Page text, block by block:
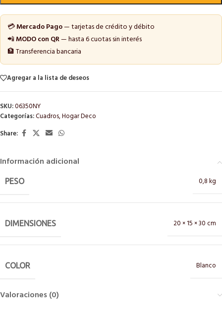
💳Mercado Pago— tarjetas de crédito y débito
📲MODO con QR— hasta 6 cuotas sin interés
🏦 Transferencia bancaria
Agregar a la lista de deseos
SKU:06350NY
Categorías:Cuadros,Hogar Deco
Share:
Información adicional
PESO 0,8 kg
DIMENSIONES 20 × 15 × 30 cm
COLOR Blanco
Valoraciones (0)